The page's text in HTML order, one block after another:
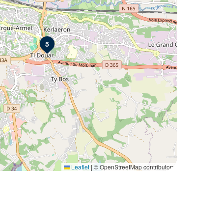
5
Leaflet | © OpenStreetMap contributors